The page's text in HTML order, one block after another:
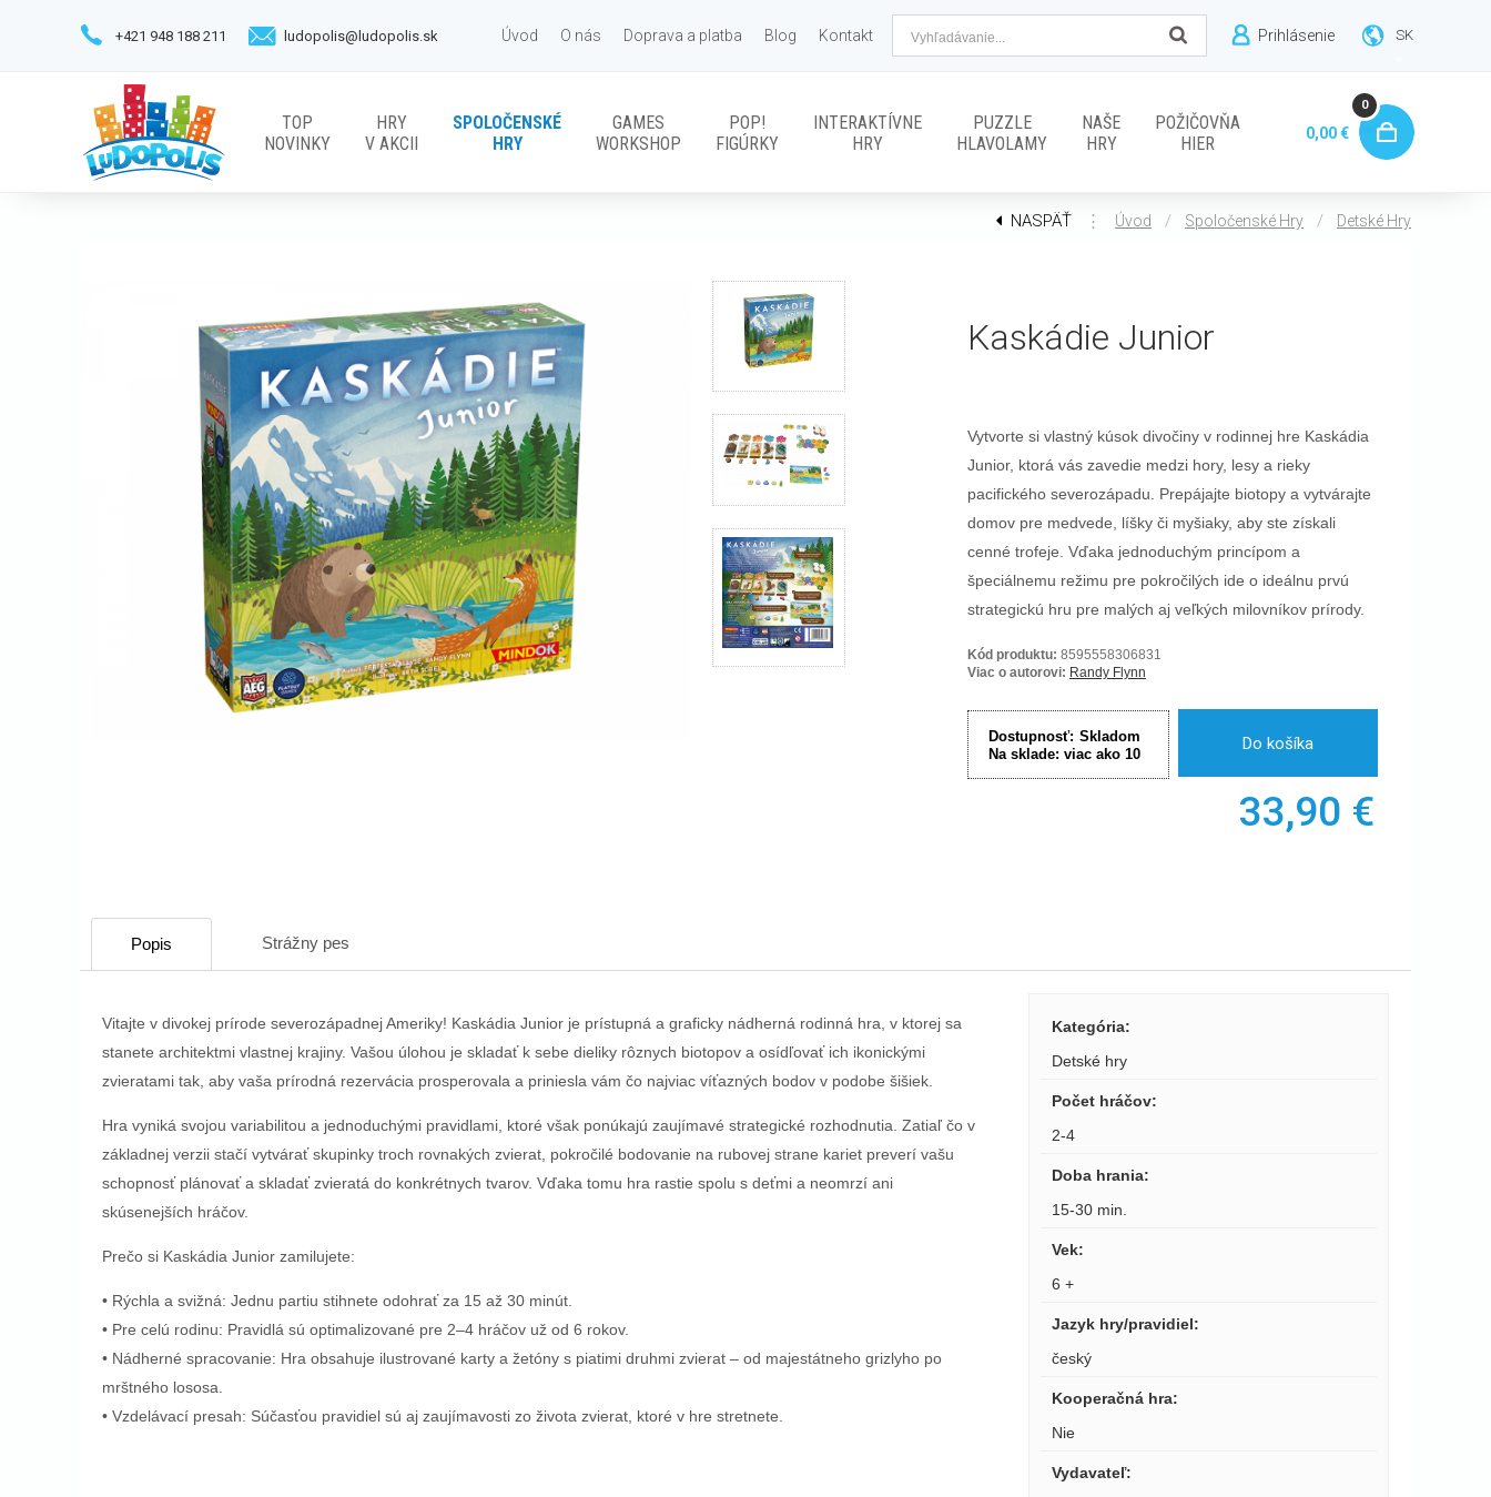
SK
Úvod O nás Doprava a platba Blog Kontakt
TOP
NOVINKY
HRY
V AKCII
SPOLOČENSKÉ
HRY
GAMES
WORKSHOP
POP!
FIGÚRKY
INTERAKTÍVNE
HRY
PUZZLE
HLAVOLAMY
NAŠE
HRY
POŽIČOVŇA
HIER
Prihlásenie
+421 948 188 211 ludopolis@ludopolis.sk
0,00 €
0
NASPÄŤ ⋮ Úvod / Spoločenské Hry / Detské Hry
Kaskádie Junior
Vytvorte si vlastný kúsok divočiny v rodinnej hre Kaskádia
Junior, ktorá vás zavedie medzi hory, lesy a rieky
pacifického severozápadu. Prepájajte biotopy a vytvárajte
domov pre medvede, líšky či myšiaky, aby ste získali
cenné trofeje. Vďaka jednoduchým princípom a
špeciálnemu režimu pre pokročilých ide o ideálnu prvú
strategickú hru pre malých aj veľkých milovníkov prírody.
Kód produktu: 8595558306831
Viac o autorovi: Randy Flynn
Dostupnosť: Skladom
Na sklade: viac ako 10
Do košíka
33,90 €
Popis Strážny pes
Vitajte v divokej prírode severozápadnej Ameriky! Kaskádia Junior je prístupná a graficky nádherná rodinná hra, v ktorej sa
stanete architektmi vlastnej krajiny. Vašou úlohou je skladať k sebe dieliky rôznych biotopov a osídľovať ich ikonickými
zvieratami tak, aby vaša prírodná rezervácia prosperovala a priniesla vám čo najviac víťazných bodov v podobe šišiek.
Hra vyniká svojou variabilitou a jednoduchými pravidlami, ktoré však ponúkajú zaujímavé strategické rozhodnutia. Zatiaľ čo v
základnej verzii stačí vytvárať skupinky troch rovnakých zvierat, pokročilé bodovanie na rubovej strane kariet preverí vašu
schopnosť plánovať a skladať zvieratá do konkrétnych tvarov. Vďaka tomu hra rastie spolu s deťmi a neomrzí ani
skúsenejších hráčov.
Prečo si Kaskádia Junior zamilujete:
• Rýchla a svižná: Jednu partiu stihnete odohrať za 15 až 30 minút.
• Pre celú rodinu: Pravidlá sú optimalizované pre 2–4 hráčov už od 6 rokov.
• Nádherné spracovanie: Hra obsahuje ilustrované karty a žetóny s piatimi druhmi zvierat – od majestátneho grizlyho po
mrštného lososa.
• Vzdelávací presah: Súčasťou pravidiel sú aj zaujímavosti zo života zvierat, ktoré v hre stretnete.
Kategória:
Detské hry
Počet hráčov:
2-4
Doba hrania:
15-30 min.
Vek:
6 +
Jazyk hry/pravidiel:
český
Kooperačná hra:
Nie
Vydavateľ: